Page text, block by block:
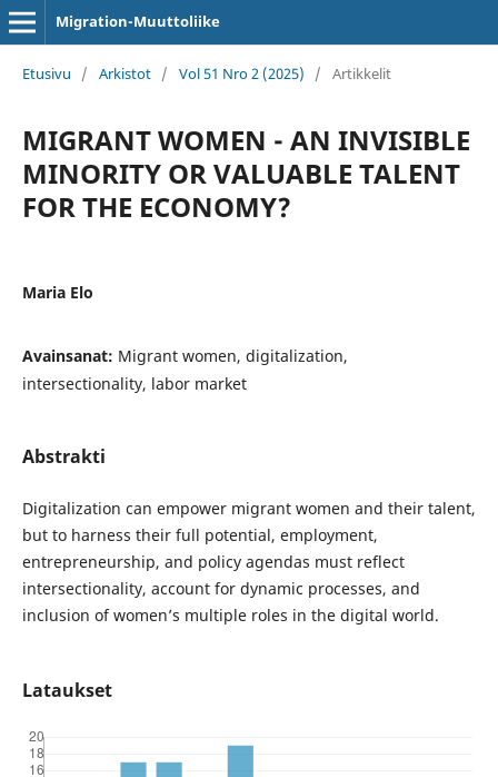
Migration-Muuttoliike
Etusivu / Arkistot / Vol 51 Nro 2 (2025) / Artikkelit
MIGRANT WOMEN - AN INVISIBLE
MINORITY OR VALUABLE TALENT
FOR THE ECONOMY?
Maria Elo
Avainsanat: Migrant women, digitalization,
intersectionality, labor market
Abstrakti
Digitalization can empower migrant women and their talent,
but to harness their full potential, employment,
entrepreneurship, and policy agendas must reflect
intersectionality, account for dynamic processes, and
inclusion of women’s multiple roles in the digital world.
Lataukset